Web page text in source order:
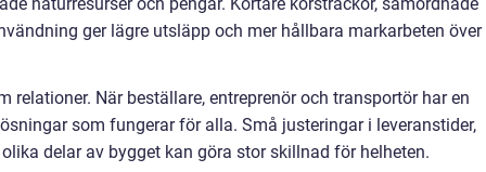
ger lägre utsläpp och mer hållbara markarbeten över
När beställare, entreprenör och transportör har en
som fungerar för alla. Små justeringar i leveranstider,
delar av bygget kan göra stor skillnad för helheten.